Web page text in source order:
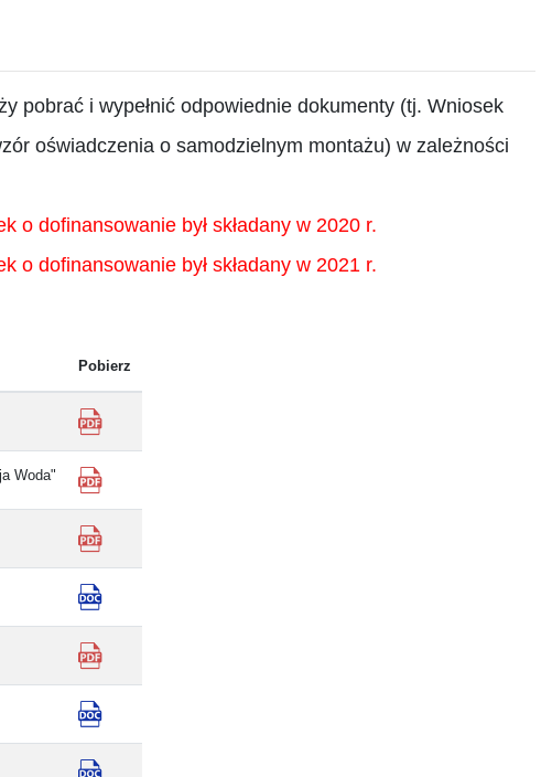
pobrać i wypełnić odpowiednie dokumenty (tj. Wniosek
oświadczenia o samodzielnym montażu) w zależności
o dofinansowanie był składany w 2020 r.
o dofinansowanie był składany w 2021 r.
Pobierz
Woda"